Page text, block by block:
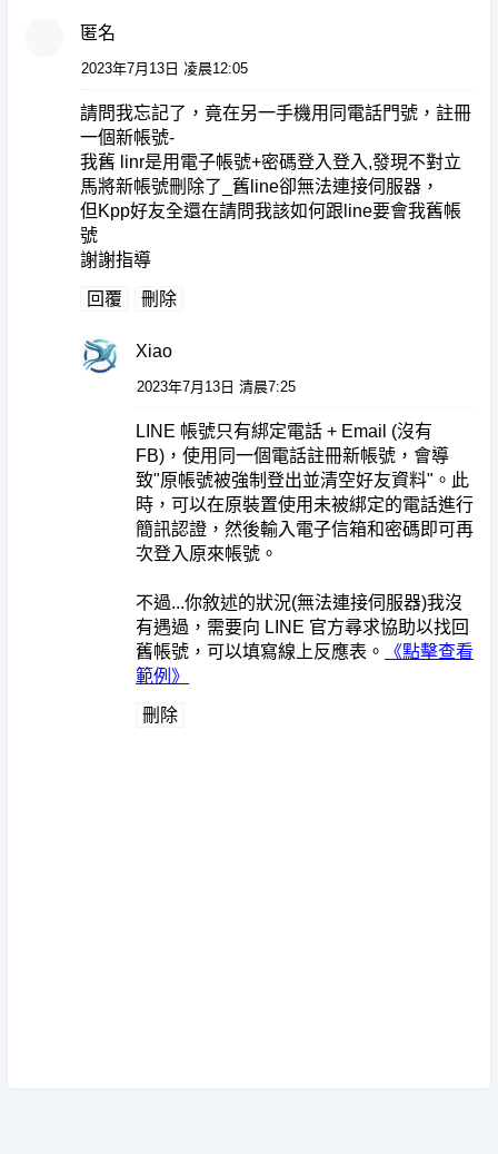
匿名
2023年7月13日 凌晨12:05
請問我忘記了，竟在另一手機用同電話門號，註冊
一個新帳號-
我舊 linr是用電子帳號+密碼登入登入,發現不對立
馬將新帳號刪除了_舊line卻無法連接伺服器，
但Kpp好友全還在請問我該如何跟line要會我舊帳
號
謝謝指導
回覆 刪除
Xiao
2023年7月13日 清晨7:25
LINE 帳號只有綁定電話 + Email (沒有
FB)，使用同一個電話註冊新帳號，會導
致"原帳號被強制登出並清空好友資料"。此
時，可以在原裝置使用未被綁定的電話進行
簡訊認證，然後輸入電子信箱和密碼即可再
次登入原來帳號。
不過...你敘述的狀況(無法連接伺服器)我沒
有遇過，需要向 LINE 官方尋求協助以找回
舊帳號，可以填寫線上反應表。
《點擊查看
範例》
刪除